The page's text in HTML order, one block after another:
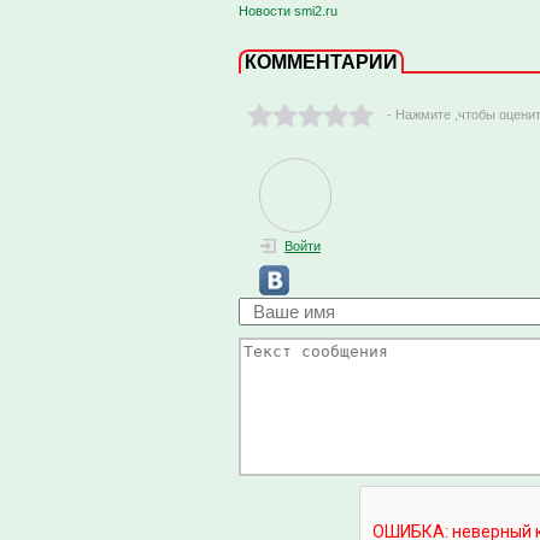
Новости smi2.ru
КОММЕНТАРИИ
- Нажмите ,чтобы
Войти